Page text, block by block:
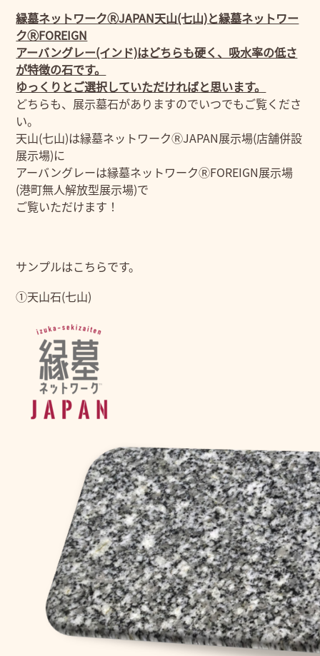
縁墓ネットワークⓇJAPAN天山(七山)と縁墓ネットワー
クⓇFOREIGN
アーバングレー(インド)はどちらも硬く、吸水率の低さ
が特徴の石です。
ゆっくりとご選択していただければと思います。
どちらも、展示墓石がありますのでいつでもご覧くださ
い。
天山(七山)は縁墓ネットワークⓇJAPAN展示場(店舗併設
展示場)に
アーバングレーは縁墓ネットワークⓇFOREIGN展示場
(港町無人解放型展示場)で
ご覧いただけます！
サンプルはこちらです。
①天山石(七山)